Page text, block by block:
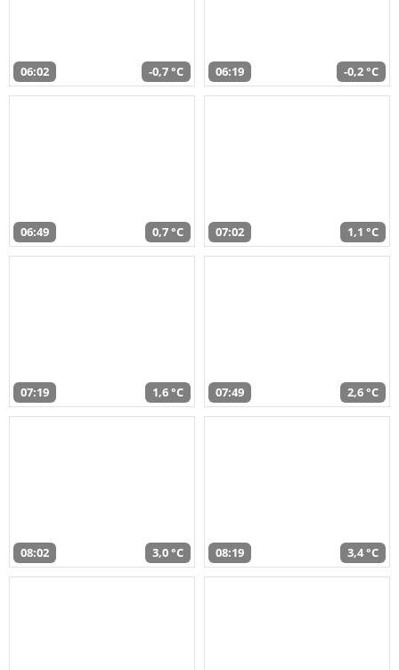
06:02 -0,7 °C 06:19 -0,2 °C
06:49 0,7 °C 07:02 1,1 °C
07:19 1,6 °C 07:49 2,6 °C
08:02 3,0 °C 08:19 3,4 °C